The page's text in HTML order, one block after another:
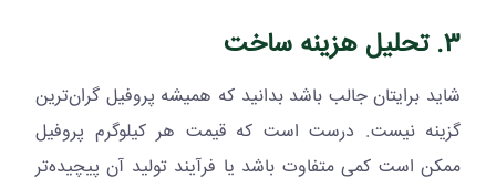
۳. تحلیل هزینه ساخت
شاید برایتان جالب باشد بدانید که همیشه پروفیل گران‌ترین
گزینه نیست. درست است که قیمت هر کیلوگرم پروفیل
ممکن است کمی متفاوت باشد یا فرآیند تولید آن پیچیده‌تر